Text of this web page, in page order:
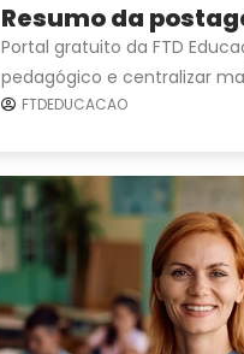
Resumo da
Portal gratuito da FTD
pedagógico e centralizar
FTDEDUCACAO